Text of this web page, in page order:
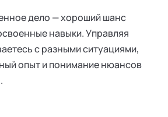
дело — хороший шанс
навыки. Управляя
с разными ситуациями,
опыт и понимание нюансов